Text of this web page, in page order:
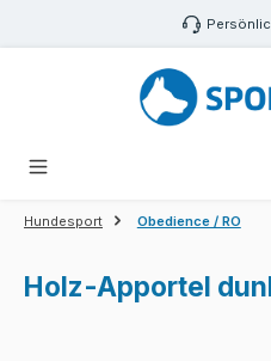
Zum Hauptinhalt springen
Hundesport Obedience / RO
Holz-Apportel